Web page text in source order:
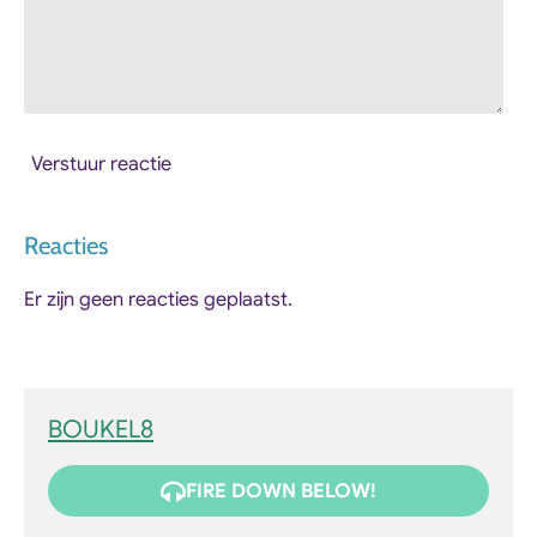
Verstuur reactie
Reacties
Er zijn geen reacties geplaatst.
BOUKEL8
FIRE DOWN BELOW!